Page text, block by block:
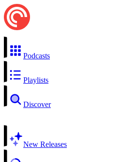
Podcasts
Playlists
Discover
New Releases